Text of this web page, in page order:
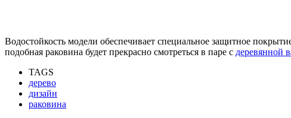
Водостойкость модели обеспечивает специальное защитное
подобная раковина будет прекрасно смотреться в паре с деревянной
TAGS
дерево
дизайн
раковина